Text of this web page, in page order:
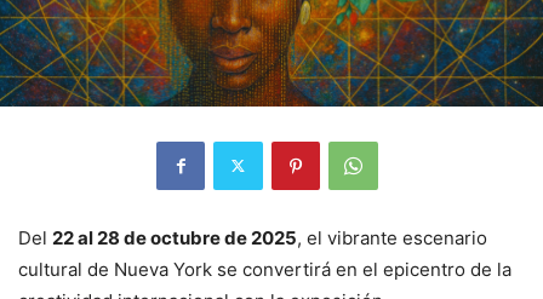
Del 22 al 28 de octubre de 2025, el vibrante escenario
cultural de Nueva York se convertirá en el epicentro de la